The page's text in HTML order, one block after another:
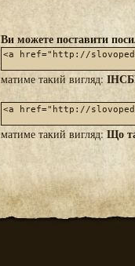
Ви можете поставити
матиме такий вигляд:
матиме такий вигляд:Що